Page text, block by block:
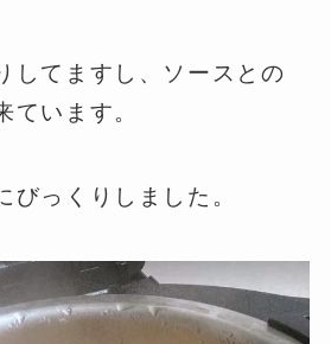
してますし、ソースとの
ています。
びっくりしました。